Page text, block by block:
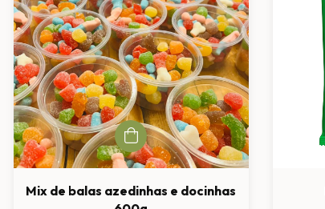
Mix de balas azedinhas e docinhas